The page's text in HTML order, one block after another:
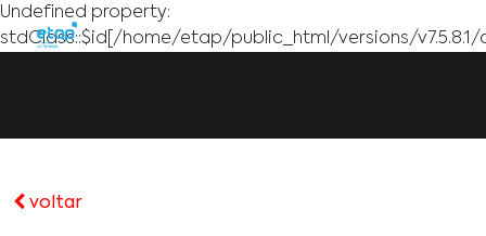
Undefined property:
stdClass::$id[/home/etap/public_html/versions/
voltar